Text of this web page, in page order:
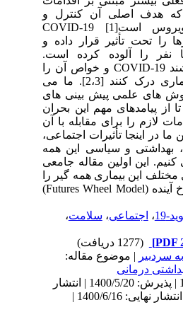
هدف اصلی آن کنترل و
است[1]
COVID-19
را تحت تأثیر قرار داده و
نفر را آلوده کرده است.
COVID-19و خواص آن را
برای مقابله با بیماری درک کنند [2،3]. ما می
های علمی پیش بینی های
از پیامدهای مهم این بحران
لازم را برای مقابله با آن
ما در اینجا تأثیرات اجتماعی،
بهداشتی و سیاسی این همه
این اولین مقاله جامعی
این بیماری همه گیر را
(
Futures Wheel Model
)
،اجتماعی،سلامت،
سردبیر| موضوع مقاله:
درمانی
دریافت: 1400/5/18 | پذیرش: 1400/5/20 | انتشار
الکترونیک پیش از انتشار نهایی: 1400/6/16 |